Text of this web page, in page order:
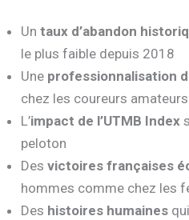
Untaux d’abandon
le plus faible depuis 2018
Une professionnalisation
chez les coureurs amateurs
L’impact de l’UTMB Index
peloton
Desvictoires françaises
hommes comme chez les
Des histoires humaines